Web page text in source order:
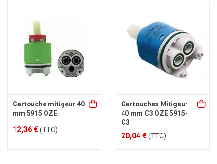
Cartouche mitigeur 40
mm 5915 OZE
12,36 €(TTC)
Cartouches Mitigeur
40 mm C3 OZE 5915-
C3
20,04 €(TTC)